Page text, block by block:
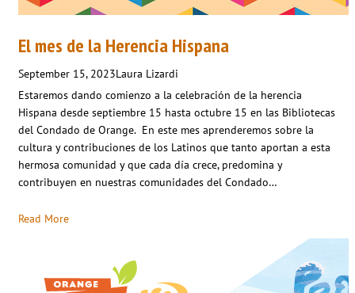
El mes de la Herencia Hispana
September 15, 2023Laura Lizardi
Estaremos dando comienzo a la celebración de la herencia
Hispana desde septiembre 15 hasta octubre 15 en las Bibliotecas
del Condado de Orange. En este mes aprenderemos sobre la
cultura y contribuciones de los Latinos que tanto aportan a esta
hermosa comunidad y que cada día crece, predomina y
contribuyen en nuestras comunidades del Condado…
Read More